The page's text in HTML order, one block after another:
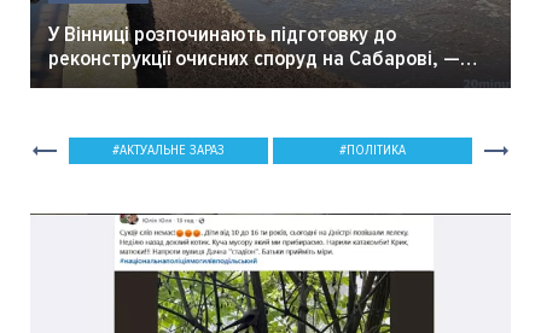
У Вінниці розпочинають підготовку до
реконструкції очисних споруд на Сабарові, —
мер Вінниці.
АКТУАЛЬНЕ ЗАРАЗ ПОЛІТИКА